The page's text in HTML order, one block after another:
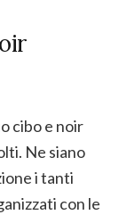
cibo e noir
Ne siano
i tanti
con le